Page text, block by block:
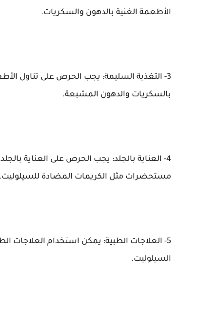
الأطعمة الغنية بالدهون والسكريات.
3- التغذية السليمة: يجب الحرص على تناول
بالسكريات والدهون المشبعة.
4- العناية بالجلد: يجب الحرص على العناية
مستحضرات مثل الكريمات المضادة للسيلوليت.
5- العلاجات الطبية: يمكن استخدام العلاجات
السيلوليت.